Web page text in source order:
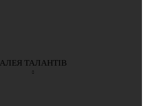
АЛЕЯ ТАЛАНТІВ